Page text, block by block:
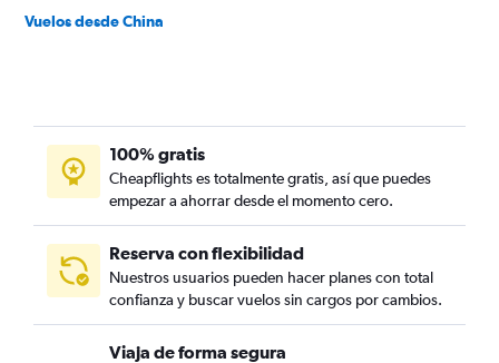
Vuelos desde China
100% gratis
Cheapflights es totalmente gratis, así que puedes
empezar a ahorrar desde el momento cero.
Reserva con flexibilidad
Nuestros usuarios pueden hacer planes con total
confianza y buscar vuelos sin cargos por cambios.
Viaja de forma segura